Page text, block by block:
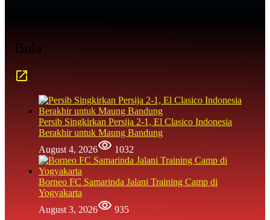
Bola
Persib Singkirkan Persija 2-1, El Clasico Indonesia
Berakhir untuk Maung Bandung
August 4, 2026
1032
Borneo FC Samarinda Jalani Training Camp di
Yogyakarta
August 3, 2026
935